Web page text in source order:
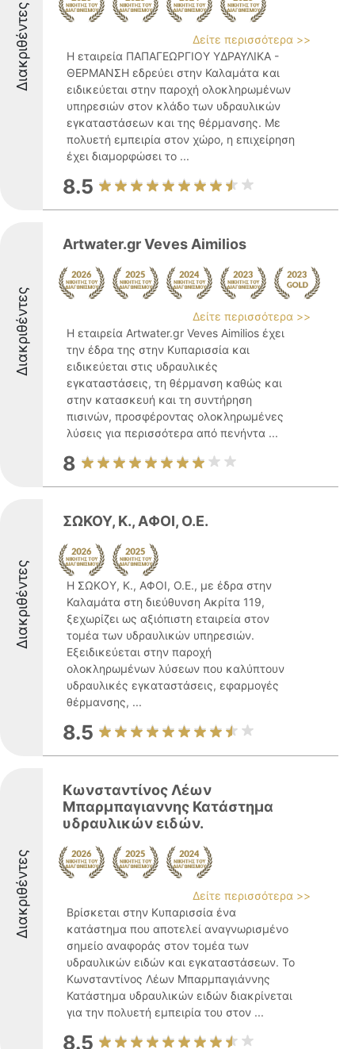
Διακριθέντες
Δείτε περισσότερα >>
Η εταιρεία ΠΑΠΑΓΕΩΡΓΙΟΥ ΥΔΡΑΥΛΙΚΑ -
ΘΕΡΜΑΝΣΗ εδρεύει στην Καλαμάτα και
ειδικεύεται στην παροχή ολοκληρωμένων
υπηρεσιών στον κλάδο των υδραυλικών
εγκαταστάσεων και της θέρμανσης. Με
πολυετή εμπειρία στον χώρο, η επιχείρηση
έχει διαμορφώσει το ...
8.5
Διακριθέντες
Artwater.gr Veves Aimilios
Δείτε περισσότερα >>
Η εταιρεία Artwater.gr Veves Aimilios έχει
την έδρα της στην Κυπαρισσία και
ειδικεύεται στις υδραυλικές
εγκαταστάσεις, τη θέρμανση καθώς και
στην κατασκευή και τη συντήρηση
πισινών, προσφέροντας ολοκληρωμένες
λύσεις για περισσότερα από πενήντα ...
8
Διακριθέντες
ΣΩΚΟΥ, Κ., ΑΦΟΙ, Ο.Ε.
Η ΣΩΚΟΥ, Κ., ΑΦΟΙ, Ο.Ε., με έδρα στην
Καλαμάτα στη διεύθυνση Ακρίτα 119,
ξεχωρίζει ως αξιόπιστη εταιρεία στον
τομέα των υδραυλικών υπηρεσιών.
Εξειδικεύεται στην παροχή
ολοκληρωμένων λύσεων που καλύπτουν
υδραυλικές εγκαταστάσεις, εφαρμογές
θέρμανσης, ...
8.5
Διακριθέντες
Κωνσταντίνος Λέων
Μπαρμπαγιαννης Κατάστημα
υδραυλικών ειδών.
Δείτε περισσότερα >>
Βρίσκεται στην Κυπαρισσία ένα
κατάστημα που αποτελεί αναγνωρισμένο
σημείο αναφοράς στον τομέα των
υδραυλικών ειδών και εγκαταστάσεων. Το
Κωνσταντίνος Λέων Μπαρμπαγιάννης
Κατάστημα υδραυλικών ειδών διακρίνεται
για την πολυετή εμπειρία του στον ...
8.5